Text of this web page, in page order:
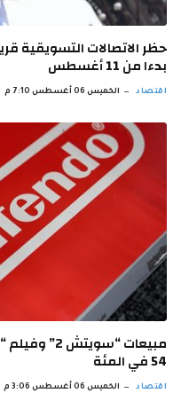
حظر الاتصالات التسويقية
بدءا من 11 أغسطس
اقتصاد الخميس 06 أغسطس 7:10 م
مبيعات
54 في المئة
اقتصاد الخميس 06 أغسطس 3:06 م